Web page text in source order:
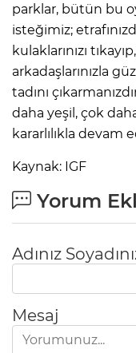
parklar, bütün bu
isteğimiz;
kulaklarınızı
arkadaşlarınızla
tadını
daha yeşil, çok
kararlılıkla devam
Kaynak: IGF
Yorum
Adınız
Mesaj